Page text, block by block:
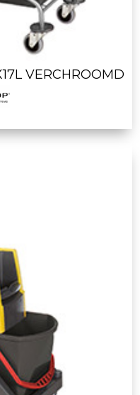
VERCHROOMD